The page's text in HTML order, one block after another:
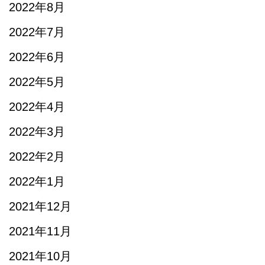
2022年8月
2022年7月
2022年6月
2022年5月
2022年4月
2022年3月
2022年2月
2022年1月
2021年12月
2021年11月
2021年10月